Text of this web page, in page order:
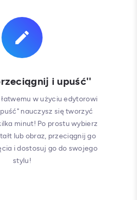
i upuść''
w użyciu edytorowi
nauczysz się tworzyć
minut! Po prostu wybierz
lub obraz, przeciągnij go
i dostosuj go do swojego
stylu!